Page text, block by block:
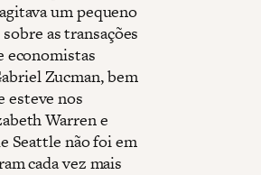
um pequeno
as transações
economistas
Zucman, bem
esteve nos
Warren e
Seattle não foi em
cada vez mais